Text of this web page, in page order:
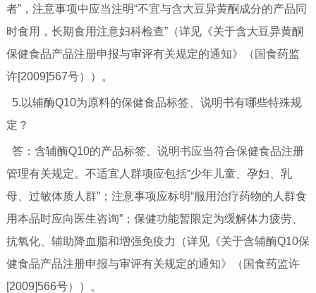
者”，注意事项中应当注明“不宜与含大豆异黄酮成分的产品同
时食用，长期食用注意妇科检查”（详见《关于含大豆异黄酮
保健食品产品注册申报与审评有关规定的通知》（国食药监
许[2009]567号））。
5.以辅酶Q10为原料的保健食品标签、说明书有哪些特殊规
定？
答：含辅酶Q10的产品标签、说明书应当符合保健食品注册
管理有关规定。不适宜人群项应包括“少年儿童、孕妇、乳
母、过敏体质人群”；注意事项应标明“服用治疗药物的人群食
用本品时应向医生咨询”；保健功能暂限定为缓解体力疲劳、
抗氧化、辅助降血脂和增强免疫力（详见《关于含辅酶Q10保
健食品产品注册申报与审评有关规定的通知》（国食药监许
[2009]566号））。